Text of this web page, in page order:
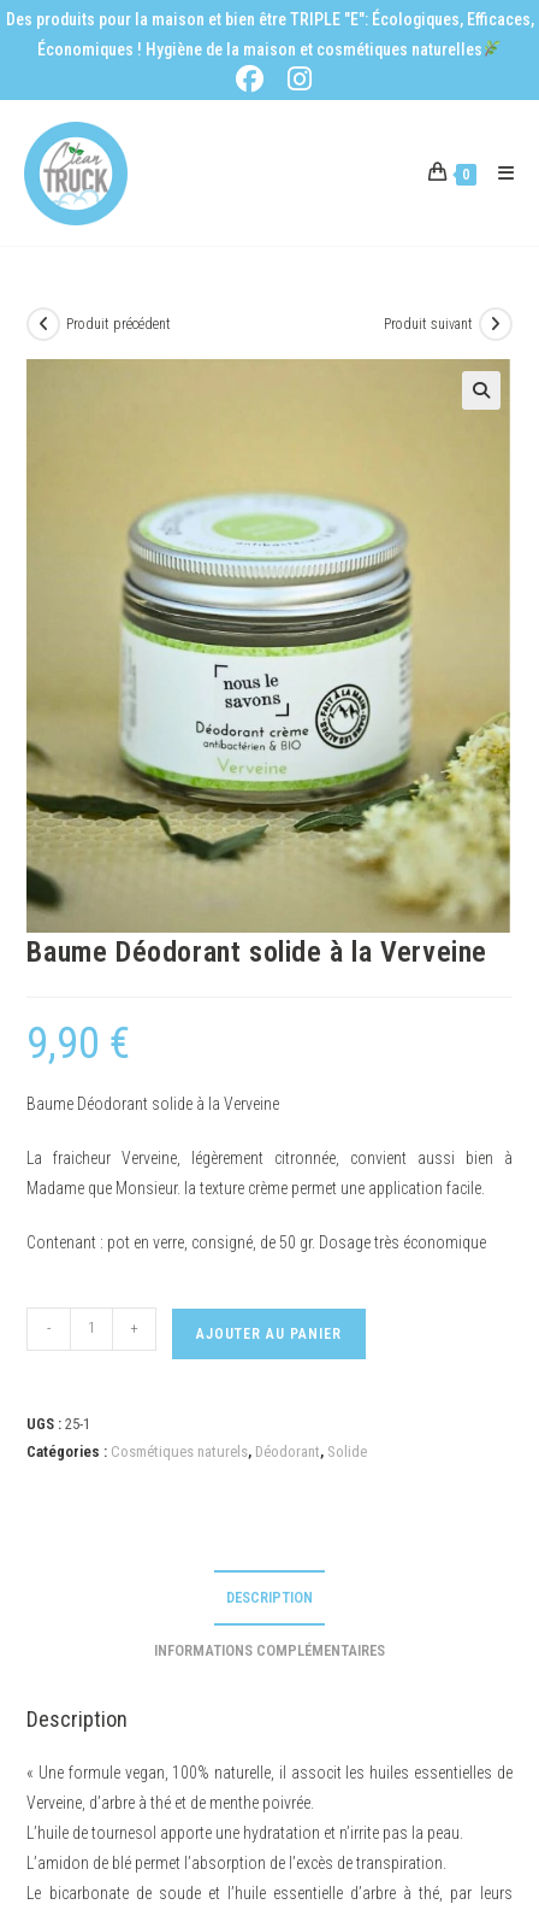
Des produits pour la maison et bien être TRIPLE "E": Écologiques, Efficaces,
Économiques ! Hygiène de la maison et cosmétiques naturelles
0
Produit précédent Produit suivant
Baume Déodorant solide à la Verveine
9,90 €
Baume Déodorant solide à la Verveine
La fraicheur Verveine, légèrement citronnée, convient aussi bien à
Madame que Monsieur. la texture crème permet une application facile.
Contenant : pot en verre, consigné, de 50 gr. Dosage très économique
- + AJOUTER AU PANIER
UGS :25-1
Catégories : Cosmétiques naturels, Déodorant, Solide
DESCRIPTION
INFORMATIONS COMPLÉMENTAIRES
Description
« Une formule vegan, 100% naturelle, il associt les huiles essentielles de
Verveine, d’arbre à thé et de menthe poivrée.
L’huile de tournesol apporte une hydratation et n’irrite pas la peau.
L’amidon de blé permet l’absorption de l’excès de transpiration.
Le bicarbonate de soude et l’huile essentielle d’arbre à thé, par leurs